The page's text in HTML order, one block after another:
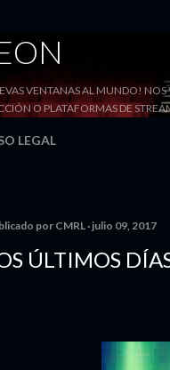
VENTANAS AL MUNDO!
O PLATAFORMAS DE
LEGAL
por CMRL julio 09, 2017
ÚLTIMOS